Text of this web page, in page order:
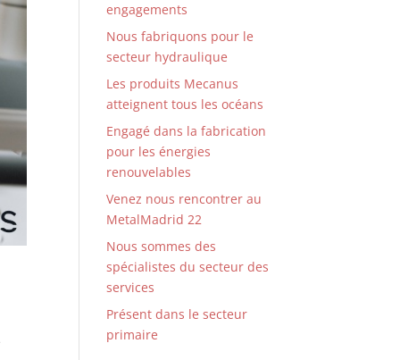
engagements
Nous fabriquons pour le
secteur hydraulique
Les produits Mecanus
atteignent tous les océans
Engagé dans la fabrication
pour les énergies
renouvelables
Venez nous rencontrer au
MetalMadrid 22
Nous sommes des
spécialistes du secteur des
services
Présent dans le secteur
primaire